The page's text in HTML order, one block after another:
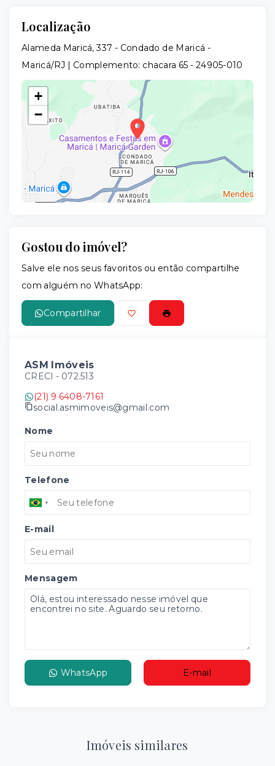
Localização
Alameda Maricá, 337 - Condado de Maricá -
Maricá/RJ | Complemento: chacara 65 - 24905-010
+
−
Gostou do imóvel?
Salve ele nos seus favoritos ou então compartilhe
com alguém no WhatsApp:
Compartilhar
ASM Imóveis
CRECI - 072.513
(21) 9 6408-7161
social.asmimoveis@gmail.com
Nome
Telefone
E-mail
Mensagem
WhatsApp E-mail
Imóveis similares